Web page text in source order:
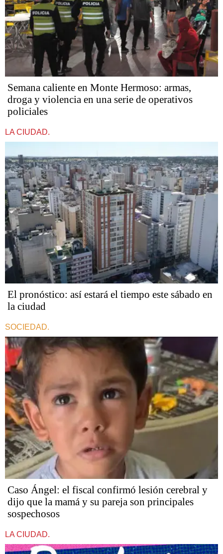
Semana caliente en Monte Hermoso: armas,
droga y violencia en una serie de operativos
policiales
LA CIUDAD.
El pronóstico: así estará el tiempo este sábado en
la ciudad
SOCIEDAD.
Caso Ángel: el fiscal confirmó lesión cerebral y
dijo que la mamá y su pareja son principales
sospechosos
LA CIUDAD.